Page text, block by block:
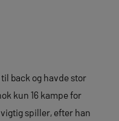
back og havde stor
kun 16 kampe for
spiller, efter han